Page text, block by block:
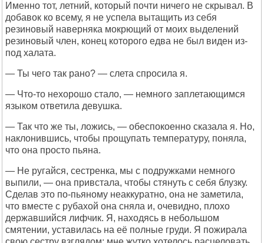
Именно тот, летний, который почти ничего не скрывал. В
добавок ко всему, я не успела вытащить из себя
резиновый наверняка мокрющий от моих выделений
резиновый член, конец которого едва не был виден из-
под халата.
— Ты чего так рано? — слета спросила я.
— Что-то нехорошо стало, — немного заплетающимся
языком ответила девушка.
— Так что же ты, ложись, — обеспокоенно сказала я. Но,
наклонившись, чтобы прощупать температуру, поняла,
что она просто пьяна.
— Не ругайся, сестренка, мы с подружками немного
выпили, — она привстала, чтобы стянуть с себя блузку.
Сделав это по-пьяному неаккуратно, она не заметила,
что вместе с рубахой она сняла и, очевидно, плохо
державшийся лифчик. Я, находясь в небольшом
смятении, уставилась на её полные груди. Я пожирала